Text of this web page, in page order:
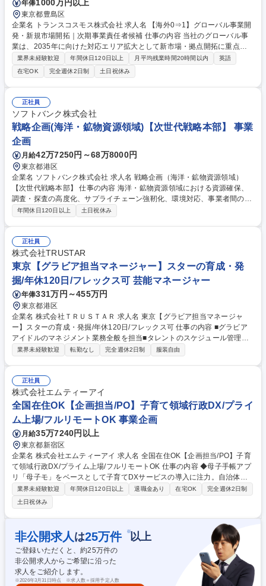
年俸1000万円以上
東京都豊島区
企業名 トランスコスモス株式会社 求人名 【海外0⇒1】グローバル事業開
発・新規市場開拓｜次期事業責任者候補 仕事の内容 当社のグローバル事
業は、2035年に向けた対応エリア拡大として新市場・拠点開拓に重点的
に取り組んでいます。現在の組織は中華圏に強いメンバーが多く在籍して
いる為、他エリアでの市場開拓をリードいただきます 日本拠点をベースに
新規海外市場（EMEA・南米）における事業開発業務全般をお任せしま
す。 ・主にIT-BPO事業ドメインを中心とした新規市場の調査、参入戦略
の策定 ・現地パートナー企業の発掘およびパートナーシップ構築 【組織
ミッション】中期計画におけるグローバル事業展開強化に向けた新規市場
開拓 ※業務変更の範囲：会社が定める業務 募集職種 【海外0⇒1】グロー
バル事業開発・新規市場開拓｜次期事業責任者候補
業界未経験歓迎 年間休日120日以上 月平均残業時間20時間以内
英語
在宅OK
完全週休2日制 土日祝休み
正社員
ソフトバンク株式会社
戦略企画(海洋・鉱物資源領域)【次世代戦略本部】 事業
企画
月給42万7250円～68万8000円
東京都港区
企業名 ソフトバンク株式会社 求人名 戦略企画（海洋・鉱物資源領域）
【次世代戦略本部】 仕事の内容 海洋・鉱物資源領域における資源確保、
調査・探査の高度化、サプライチェーン強靭化、環境対応、事業者間のデ
ータ連携といった重要課題に対し、当社グループの事業基盤・顧客基盤・
画を推進 次世代デジタル社会インフラならびに次世代デジタル社会インフ
ラを土台とした事業創造・戦略企画 ■海洋・鉱物資源事業者、業界団体、
関連サービス事業者などへのニーズヒアリング、課題整理、仮説構築 募集
職種 戦略企画（海洋・鉱物資源領域）【次世代戦略本部】
年間休日120日以上 土日祝休み
正社員
株式会社TRUSTAR
東京【グラビア担当マネージャー】スターの育成・発
掘/年休120日/フレックス可 芸能マネージャー
年俸331万円～455万円
東京都港区
企業名 株式会社ＴＲＵＳＴＡＲ 求人名 東京【グラビア担当マネージャ
ー】スターの育成・発掘/年休120日/フレックス可 仕事の内容 ■グラビア
アイドルのマネジメント業務全般を担当■タレントのスケジュール管理や
ファンクラブ運営、イベント企画まで幅広く携わる■タレントの魅力を最
営などを行います。タレントの要望に応じてイベント内容を企画したり、
グッズ販売の企画・実施、ファンクラブ会員向けの情報発信なども担当。
タレントと二人三脚で仕事を進め、タレントの魅力を最大限に引き出す役
割を担います。 募集職種 東京【グラビア担当マネージャー】スターの育
成・発掘/年休120日/フレックス可
業界未経験歓迎 転勤なし 完全週休2日制 服装自由
正社員
株式会社エムティーアイ
全国在住OK【企画担当/PO】子育て領域行政DX/プライ
ム上場/フルリモートOK 事業企画
月給35万7240円以上
東京都新宿区
企業名 株式会社エムティーアイ 求人名 全国在住OK【企画担当/PO】子育
て領域行政DX/プライム上場/フルリモートOK 仕事の内容 ◆母子手帳アプ
リ「母子モ」をベースとして子育てDXサービスの導入に注力。自治体の
提供する子育て事業のデジタル化を推進し、住民の利便性向上・自治体業
務の効率化に貢献。全国への拡販増加に伴う増員募集です！ ▼企画担当
（プロダクトオーナー）の主な役割・業務内容 ・要求整理、仕様策定 ・
開発チームへの指示、品質管理 ・UI/UX案の作成 募集職種 全国在住OK
【企画担当/PO】子育て領域行政DX/プライム上場/フルリモートOK
業界未経験歓迎 年間休日120日以上 退職金あり 在宅OK
完全週休2日制
土日祝休み
非公開求人 は25万件 ※以上
ご登録いただくと、約25万件の
非公開求人からご希望に沿った
求人をご紹介します。
※2026年3月31日時点 ※求人数＝採用予定人数